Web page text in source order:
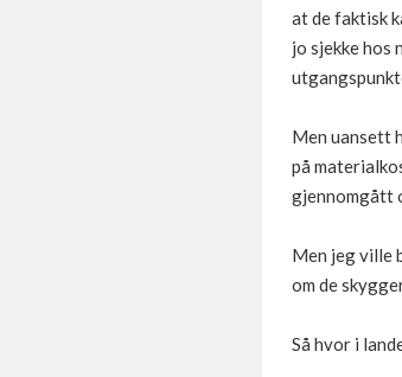
at de faktisk
jo sjekke hos
Men uansett
på
gjennomgått
Men jeg ville
om de
Så hvor i